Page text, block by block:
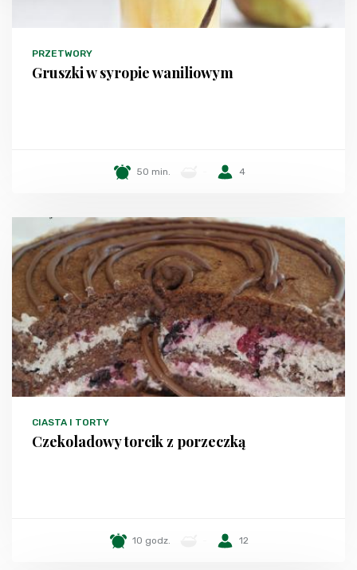
PRZETWORY
Gruszki w syropie waniliowym
50 min. 4
CIASTA I TORTY
Czekoladowy torcik z porzeczką
10 godz. 12